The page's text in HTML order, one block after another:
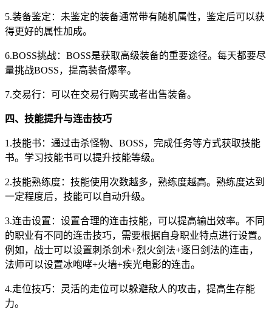
5.装备鉴定：未鉴定的装备通常带有随机属性，鉴定后可以获
得更好的属性加成。
6.BOSS挑战：BOSS是获取高级装备的重要途径。每天都要尽
量挑战BOSS，提高装备爆率。
7.交易行：可以在交易行购买或者出售装备。
四、技能提升与连击技巧
1.技能书：通过击杀怪物、BOSS，完成任务等方式获取技能
书。学习技能书可以提升技能等级。
2.技能熟练度：技能使用次数越多，熟练度越高。熟练度达到
一定程度后，技能可以自动升级。
3.连击设置：设置合理的连击技能，可以提高输出效率。不同
的职业有不同的连击技巧，需要根据自身职业特点进行设置。
例如，战士可以设置刺杀剑术+烈火剑法+逐日剑法的连击，
法师可以设置冰咆哮+火墙+疾光电影的连击。
4.走位技巧：灵活的走位可以躲避敌人的攻击，提高生存能
力。